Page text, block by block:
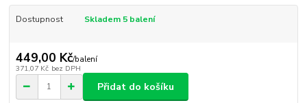
Dostupnost Skladem 5 balení
449,00 Kč/balení
371,07 Kč bez DPH
Přidat do košíku